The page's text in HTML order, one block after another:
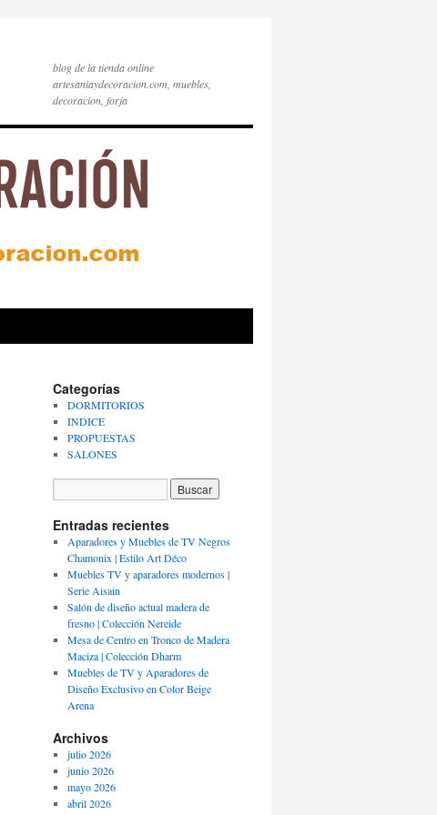
blog de la tienda online
artesaniaydecoracion.com, muebles,
decoracion, forja
Categorías
DORMITORIOS
INDICE
PROPUESTAS
SALONES
Entradas recientes
Aparadores y Muebles de TV Negros
Chamonix | Estilo Art Déco
Muebles TV y aparadores modernos |
Serie Aisain
Salón de diseño actual madera de
fresno | Colección Nereide
Mesa de Centro en Tronco de Madera
Maciza | Colección Dharm
Muebles de TV y Aparadores de
Diseño Exclusivo en Color Beige
Arena
Archivos
julio 2026
junio 2026
mayo 2026
abril 2026